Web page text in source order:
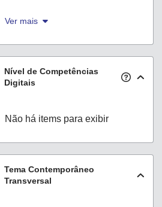
Ver mais
Nível de Competências
Digitais
Não há items para exibir
Tema Contemporâneo
Transversal